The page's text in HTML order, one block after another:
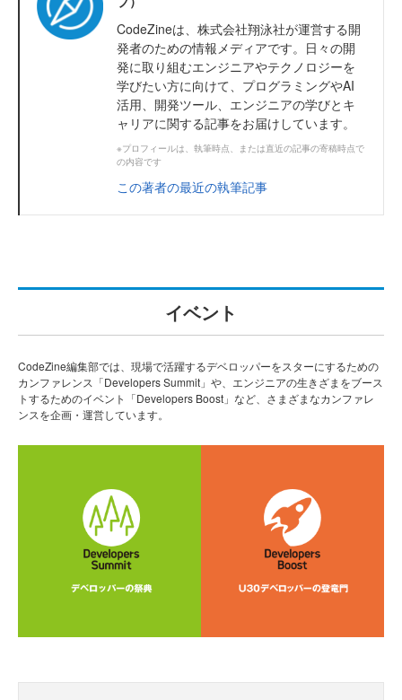
CodeZineは、株式会社翔泳社が運営する開
発者のための情報メディアです。日々の開
発に取り組むエンジニアやテクノロジーを
学びたい方に向けて、プログラミングやAI
活用、開発ツール、エンジニアの学びとキ
ャリアに関する記事をお届けしています。
※プロフィールは、執筆時点、または直近の記事の寄稿時点で
の内容です
この著者の最近の執筆記事
イベント
CodeZine編集部では、現場で活躍するデベロッパーをスターにするための
カンファレンス「Developers Summit」や、エンジニアの生きざまをブース
トするためのイベント「Developers Boost」など、さまざまなカンファレ
ンスを企画・運営しています。